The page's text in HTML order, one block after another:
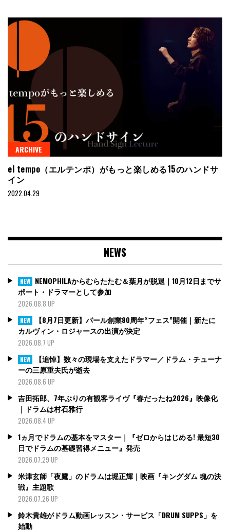
ARCHIVE
el tempo（エルテンポ）がもっと楽しめる15のハンドサ
イン
2022.04.29
NEWS
NEW NEMOPHILAからむらたたむ＆葉月が脱退｜10月12日までサ
ポート・ドラマーとして参加
2026.08.8 UP
NEW
【8月7日更新】パール創業80周年“フェス”開催｜新たに
カルヴィン・ロジャースの出演が決定
2026.08.7 UP
NEW
【追悼】数々の現場を支えたドラマー／ドラム・チューナ
ーの三原重夫氏が逝去
2026.08.6 UP
吉田拓郎、7年ぶりの有観客ライヴ『春だったね2026』映像化
｜ドラムは村石雅行
2026.08.4 UP
1ヵ月でドラムの基本をマスター｜『ゼロからはじめる! 最短30
日でドラムの基礎習得メニュー』発売
2026.07.29 UP
米津玄師「夜鷹」のドラムは堀正輝｜映画『キングダム 魂の決
戦』主題歌
2026.07.26 UP
鈴木貴雄がドラム動画レッスン・サービス「DRUM SUPPS」を
始動